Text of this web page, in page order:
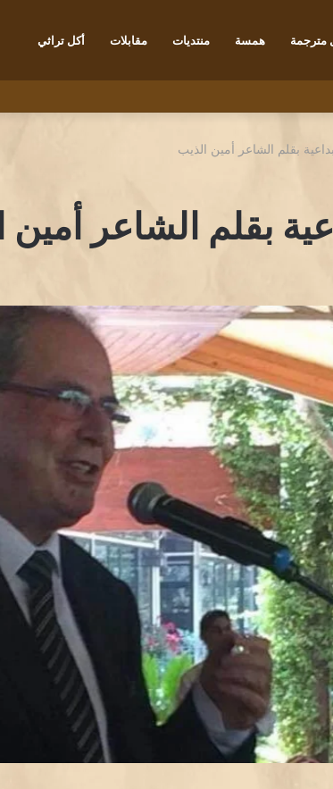
مترجمة همسة منتديات مقابلات أكل تراثي
بقلم الشاعر أمين الذيب
بقلم الشاعر أمين